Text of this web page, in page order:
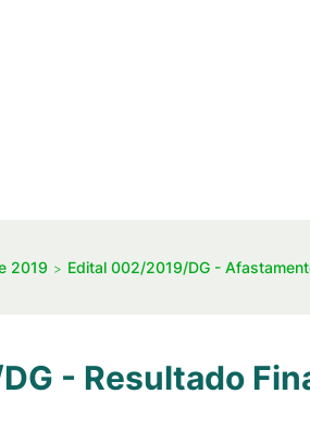
2019 Edital 002/2019/DG -
- Resultado